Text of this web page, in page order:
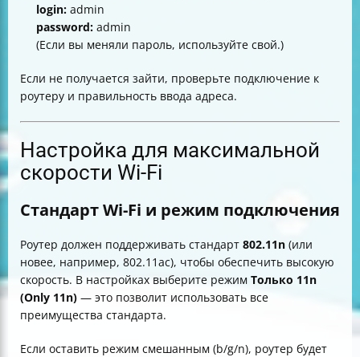
login: admin
password: admin
(Если вы меняли пароль, используйте свой.)
Если не получается зайти, проверьте подключение к
роутеру и правильность ввода адреса.
Настройка для максимальной
скорости Wi-Fi
Стандарт Wi-Fi и режим подключения
Роутер должен поддерживать стандарт 802.11n (или
новее, например, 802.11ac), чтобы обеспечить высокую
скорость. В настройках выберите режим Только 11n
(Only 11n) — это позволит использовать все
преимущества стандарта.
Если оставить режим смешанным (b/g/n), роутер будет